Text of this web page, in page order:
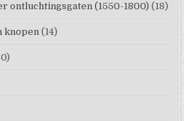
ontluchtingsgaten (1550-1800) (18)
knopen (14)